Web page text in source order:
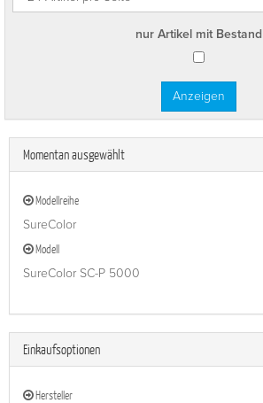
nur Artikel mit Bestand
Momentan ausgewählt
Modellreihe
SureColor
Modell
SureColor SC-P 5000
Einkaufsoptionen
Hersteller